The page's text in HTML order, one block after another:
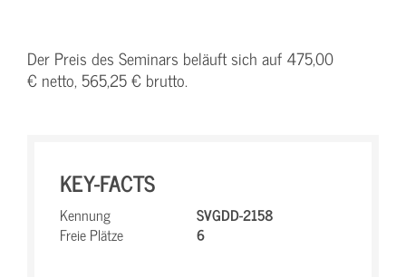
Der Preis des Seminars beläuft sich auf 475,00
€ netto, 565,25 € brutto.
KEY-FACTS
Kennung
SVGDD-2158
Freie Plätze
6